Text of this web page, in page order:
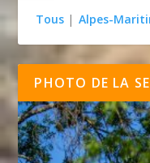
Tous | Alpes-
PHOTO DE LA